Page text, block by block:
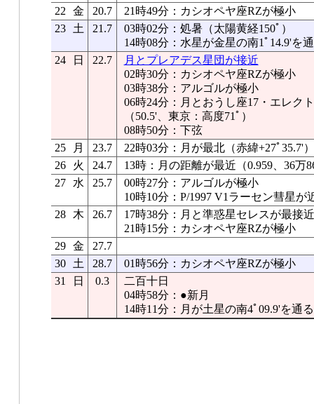
22
金 20.7
21時49分：カシオペヤ座RZが極小
23
土 21.7
03時02分：処暑（太陽黄経150ﾟ）
14時08分：水星が金星の南1ﾟ14.9'を
24
日 22.7
月とプレアデス星団が接近
02時30分：カシオペヤ座RZが極小
03時38分：アルゴルが極小
06時24分：月とおうし座17・エレク
（50.5'、東京：高度71ﾟ）
08時50分：下弦
25
月 23.7
22時03分：月が最北（赤緯+27ﾟ35.7'）
26
火 24.7
13時：月の距離が最近（0.959、36万
27
水 25.7
00時27分：アルゴルが極小
10時10分：P/1997 V1ラーセン彗星が
28
木 26.7
17時38分：月と準惑星セレスが最接
21時15分：カシオペヤ座RZが極小
29 金
27.7
30
土 28.7
01時56分：カシオペヤ座RZが極小
31
日 0.3
二百十日
04時58分：●新月
14時11分：月が土星の南4ﾟ09.9'を通る